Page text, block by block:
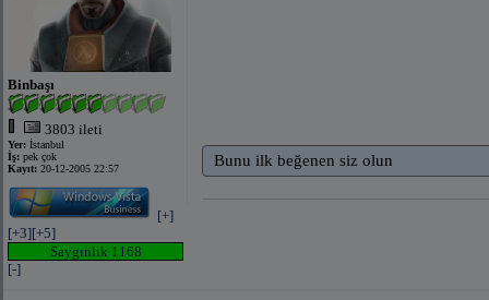
Binbaşı
3803 ileti
Yer: İstanbul
İş: pek çok
Kayıt: 20-12-2005 22:57
[+]
[+3][+5]
Saygınlık 1168
[-]
Bunu ilk beğenen siz olun